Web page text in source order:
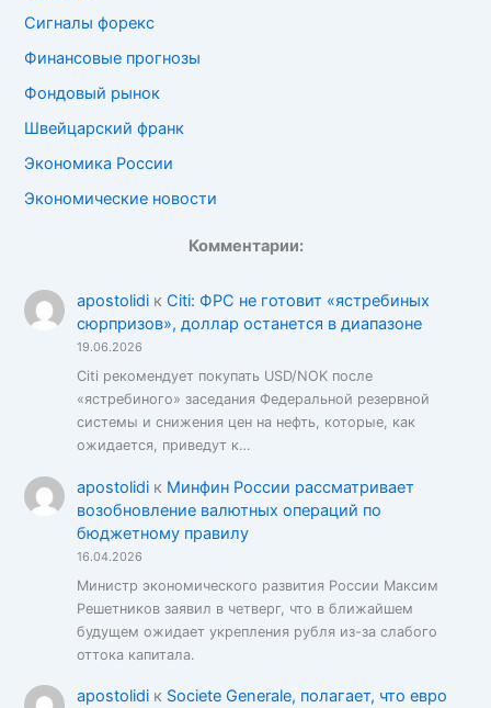
Сигналы форекс
Финансовые прогнозы
Фондовый рынок
Швейцарский франк
Экономика России
Экономические новости
Комментарии:
apostolidiк Citi: ФРС не готовит «ястребиных
сюрпризов», доллар останется в диапазоне
19.06.2026
Citi рекомендует покупать USD/NOK после
«ястребиного» заседания Федеральной резервной
системы и снижения цен на нефть, которые, как
ожидается, приведут к…
apostolidiк Минфин России рассматривает
возобновление валютных операций по
бюджетному правилу
16.04.2026
Министр экономического развития России Максим
Решетников заявил в четверг, что в ближайшем
будущем ожидает укрепления рубля из-за слабого
оттока капитала.
apostolidiк Societe Generale, полагает, что евро